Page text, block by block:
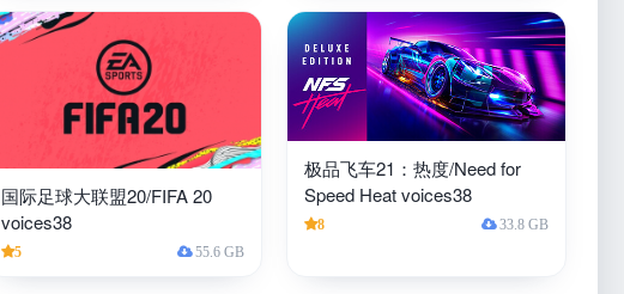
国际足球大联盟20/FIFA 20
voices38
5 55.6 GB
极品飞车21：热度/Need for
Speed Heat voices38
8 33.8 GB